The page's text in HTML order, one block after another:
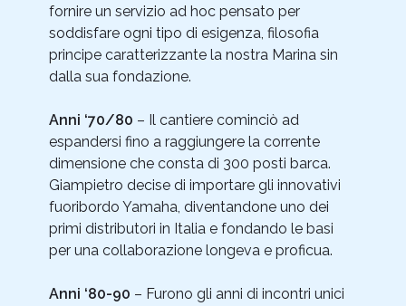
fornire un servizio ad hoc pensato per
soddisfare ogni tipo di esigenza, filosofia
principe caratterizzante la nostra Marina sin
dalla sua fondazione.
Anni ‘70/80 – Il cantiere cominciò ad
espandersi fino a raggiungere la corrente
dimensione che consta di 300 posti barca.
Giampietro decise di importare gli innovativi
fuoribordo Yamaha, diventandone uno dei
primi distributori in Italia e fondando le basi
per una collaborazione longeva e proficua.
Anni ‘80-90 – Furono gli anni di incontri unici